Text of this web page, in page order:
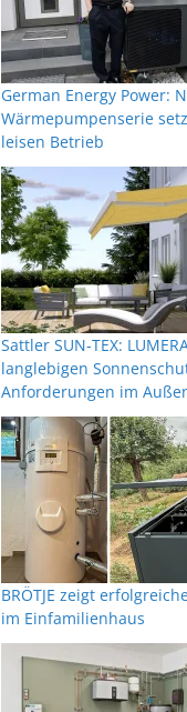
German Energy Power:
Wärmepumpenserie
leisen Betrieb
Sattler SUN-TEX:
langlebigen
Anforderungen im
BRÖTJE zeigt
im Einfamilienhaus